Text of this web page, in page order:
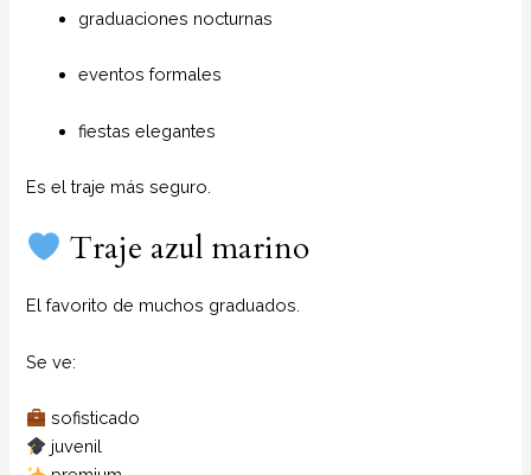
graduaciones nocturnas
eventos formales
fiestas elegantes
Es el traje más seguro.
Traje azul marino
El favorito de muchos graduados.
Se ve:
sofisticado
juvenil